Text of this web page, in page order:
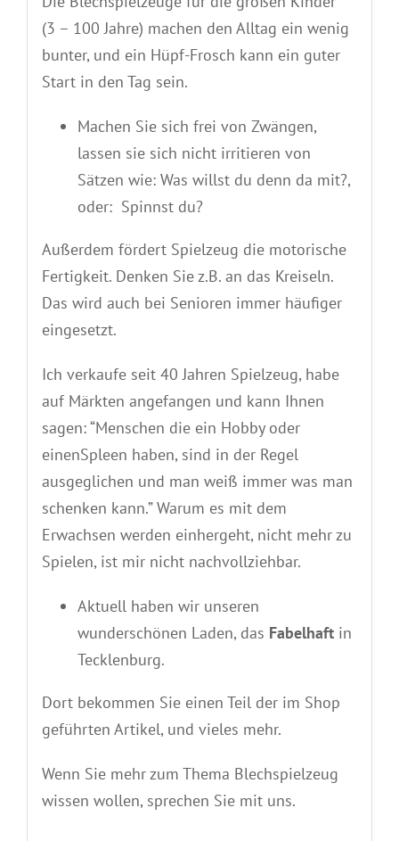
(3 – 100 Jahre) machen den Alltag ein wenig
bunter, und ein Hüpf-Frosch kann ein guter
Start in den Tag sein.
Machen Sie sich frei von Zwängen,
lassen sie sich nicht irritieren von
Sätzen wie: Was willst du denn da mit?,
oder: Spinnst du?
Außerdem fördert Spielzeug die motorische
Fertigkeit. Denken Sie z.B. an das Kreiseln.
Das wird auch bei Senioren immer häufiger
eingesetzt.
Ich verkaufe seit 40 Jahren Spielzeug, habe
auf Märkten angefangen und kann Ihnen
sagen: “Menschen die ein Hobby oder
einenSpleen haben, sind in der Regel
ausgeglichen und man weiß immer was man
schenken kann.” Warum es mit dem
Erwachsen werden einhergeht, nicht mehr zu
Spielen, ist mir nicht nachvollziehbar.
Aktuell haben wir unseren
wunderschönen Laden, das Fabelhaftin
Tecklenburg.
Dort bekommen Sie einen Teil der im Shop
geführten Artikel, und vieles mehr.
Wenn Sie mehr zum Thema Blechspielzeug
wissen wollen, sprechen Sie mit uns.